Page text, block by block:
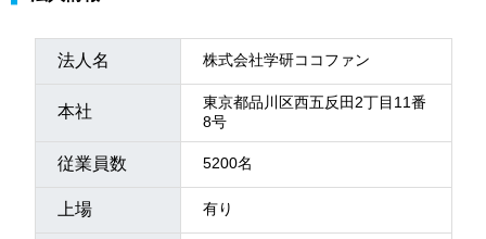
法人名 株式会社学研ココファン
本社
東京都品川区西五反田2丁目11番
8号
従業員数 5200名
上場 有り